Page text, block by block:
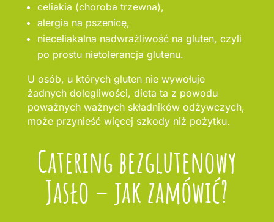
celiakia (choroba trzewna),
alergia na pszenicę,
nieceliakalna nadwrażliwość na gluten, czyli
po prostu nietolerancja glutenu.
U osób, u których gluten nie wywołuje
żadnych dolegliwości, dieta ta z powodu
poważnych ważnych składników odżywczych,
może przynieść więcej szkody niż pożytku.
Catering bezglutenowy
Jasło – jak zamówić?